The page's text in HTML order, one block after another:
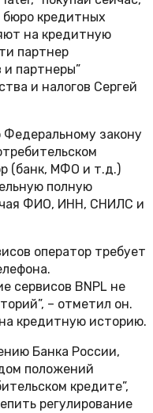
бюро кредитных
на кредитную
партнер
и партнеры”
и налогов Сергей
Федеральному закону
(банк, МФО и т.д.)
полную
ФИО, ИНН, СНИЛС и
оператор требует
сервисов BNPL не
– отметил он.
кредитную историю.
Банка России,
положений
кредите”,
регулирование